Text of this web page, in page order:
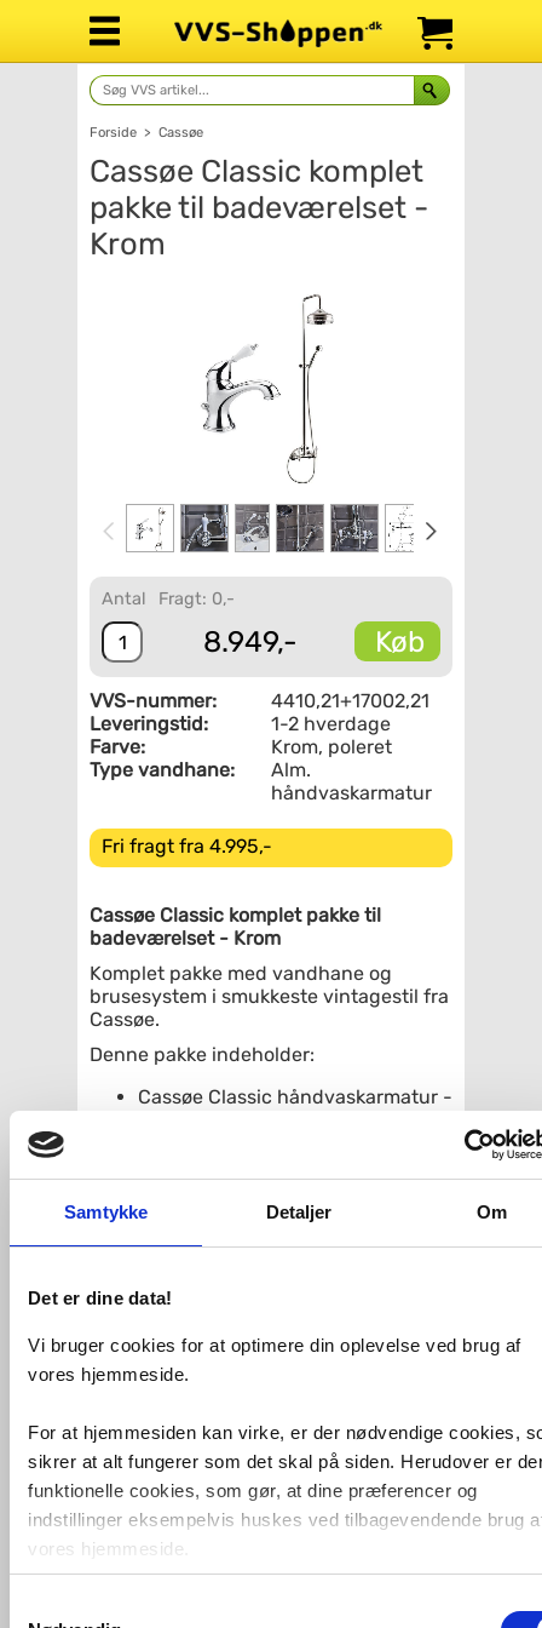
Samtykke Detaljer Om
Det er dine data!
Vi bruger cookies for at optimere din oplevelse ved brug af
vores hjemmeside.
For at hjemmesiden kan virke, er der nødvendige cookies,
sikrer at alt fungerer som det skal på siden. Herudover er
funktionelle cookies, som gør, at dine præferencer og
indstillinger eksempelvis huskes ved tilbagevendende brug
vores hjemmeside.
Foruden nødvendige og funktionelle cookies er der
Forside > Cassøe
Cassøe Classic komplet
pakke til badeværelset -
Krom
Antal Fragt: 0,-
8.949,- Køb
VVS-nummer:
4410,21+17002,21
Leveringstid:
1-2 hverdage
Farve:
Krom, poleret
Type vandhane:
Alm.
håndvaskarmatur
Fri fragt fra 4.995,-
Cassøe Classic komplet pakke til
badeværelset - Krom
Komplet pakke med vandhane og
brusesystem i smukkeste vintagestil fra
Cassøe.
Denne pakke indeholder:
Cassøe Classic håndvaskarmatur -
emmer af vintage italiensk design. Både
hvide keramiske greb, som
Brusesystemet er komplet med
højdejusterbar hovedbruser på Ø 20 cm
Håndvaskarmaturet leveret med løft-op
bundventil og indbygget
vandbesparende funktion.
Cassøes produkter kan ses i deres flotte
showroom i Herning